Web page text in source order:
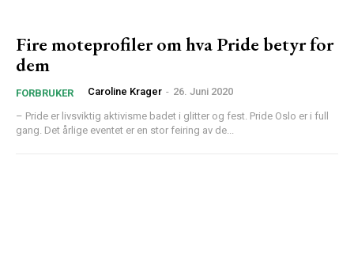
Fire moteprofiler om hva Pride betyr for
dem
FORBRUKER Caroline Krager - 26. Juni 2020
– Pride er livsviktig aktivisme badet i glitter og fest. Pride Oslo er i full
gang. Det årlige eventet er en stor feiring av de...